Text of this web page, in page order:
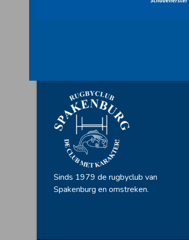
Sinds 1979 de rugbyclub van
Spakenburg en omstreken.